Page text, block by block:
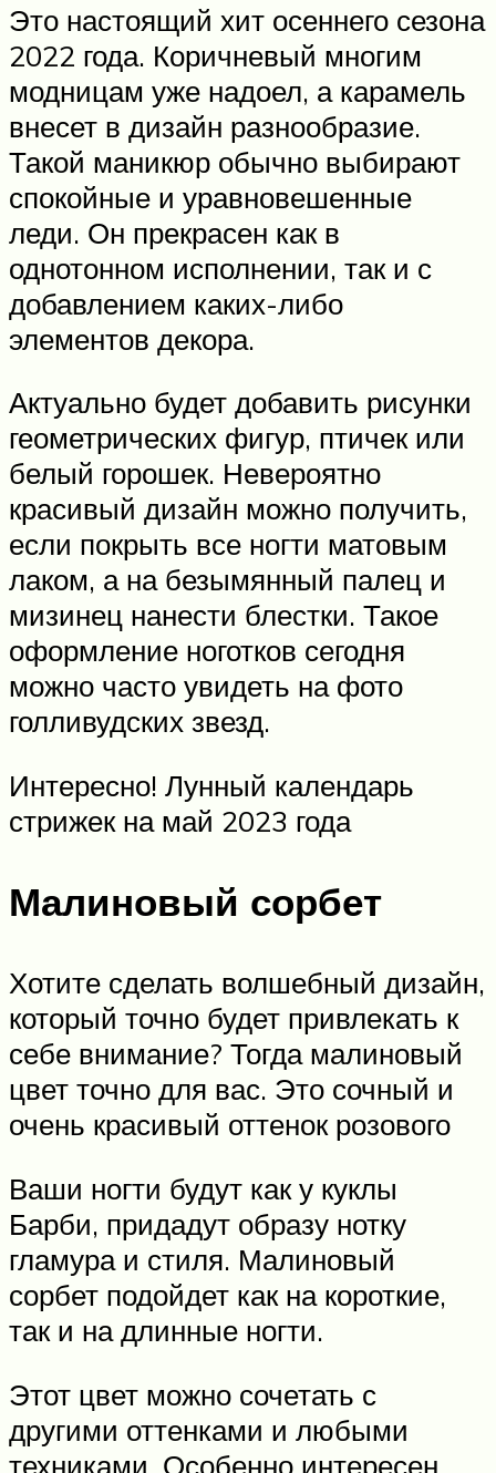
Это настоящий хит осеннего сезона
2022 года. Коричневый многим
модницам уже надоел, а карамель
внесет в дизайн разнообразие.
Такой маникюр обычно выбирают
спокойные и уравновешенные
леди. Он прекрасен как в
однотонном исполнении, так и с
добавлением каких-либо
элементов декора.
Актуально будет добавить рисунки
геометрических фигур, птичек или
белый горошек. Невероятно
красивый дизайн можно получить,
если покрыть все ногти матовым
лаком, а на безымянный палец и
мизинец нанести блестки. Такое
оформление ноготков сегодня
можно часто увидеть на фото
голливудских звезд.
Интересно! Лунный календарь
стрижек на май 2023 года
Малиновый сорбет
Хотите сделать волшебный дизайн,
который точно будет привлекать к
себе внимание? Тогда малиновый
цвет точно для вас. Это сочный и
очень красивый оттенок розового
Ваши ногти будут как у куклы
Барби, придадут образу нотку
гламура и стиля. Малиновый
сорбет подойдет как на короткие,
так и на длинные ногти.
Этот цвет можно сочетать с
другими оттенками и любыми
техниками. Особенно интересен